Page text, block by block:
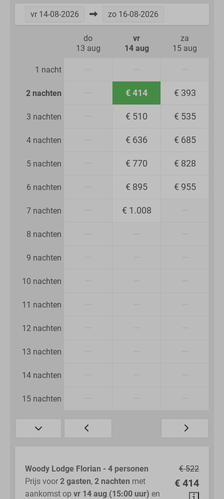
vr 14-08-2026 zo 16-08-2026
do
13 aug
vr
14 aug
za
15 aug
1 nacht
2 nachten € 414 € 393
3 nachten € 510 € 535
4 nachten € 636 € 685
5 nachten € 770 € 828
6 nachten € 895 € 955
7 nachten € 1.008
8 nachten
9 nachten
10 nachten
11 nachten
12 nachten
13 nachten
14 nachten
15 nachten
€ 522
€ 414
Woody Lodge Florian - 4 personen
Prijs voor 2 gasten, 2 nachten met
aankomst op vr 14 aug (15:00 uur) en